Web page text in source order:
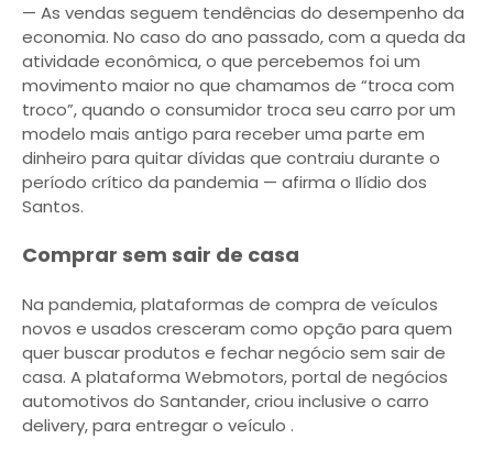
— As vendas seguem tendências do desempenho da
economia. No caso do ano passado, com a queda da
atividade econômica, o que percebemos foi um
movimento maior no que chamamos de “troca com
troco”, quando o consumidor troca seu carro por um
modelo mais antigo para receber uma parte em
dinheiro para quitar dívidas que contraiu durante o
período crítico da pandemia — afirma o Ilídio dos
Santos.
Comprar sem sair de casa
Na pandemia, plataformas de compra de veículos
novos e usados cresceram como opção para quem
quer buscar produtos e fechar negócio sem sair de
casa. A plataforma Webmotors, portal de negócios
automotivos do Santander, criou inclusive o carro
delivery, para entregar o veículo .